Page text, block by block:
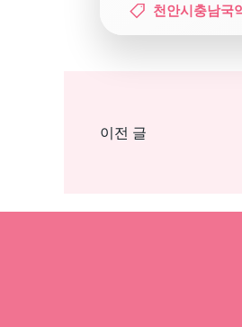
천안시충남국
Post
이전 글